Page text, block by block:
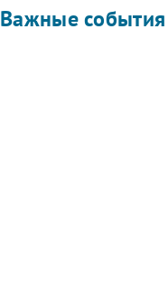
Важные события